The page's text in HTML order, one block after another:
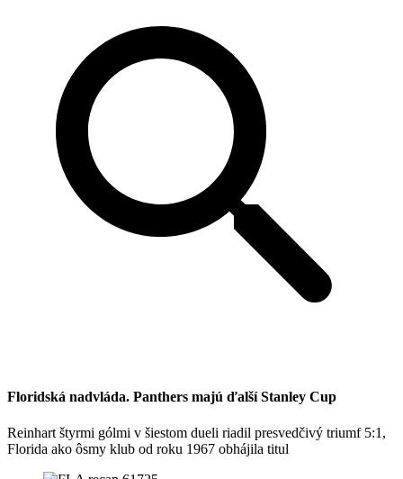
Floridská nadvláda. Panthers majú ďalší Stanley Cup
Reinhart štyrmi gólmi v šiestom dueli riadil presvedčivý triumf 5:1,
Florida ako ôsmy klub od roku 1967 obhájila titul